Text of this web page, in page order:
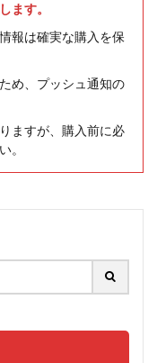
ます。
報は確実な購入を保
め、プッシュ通知の
ますが、購入前に必
。